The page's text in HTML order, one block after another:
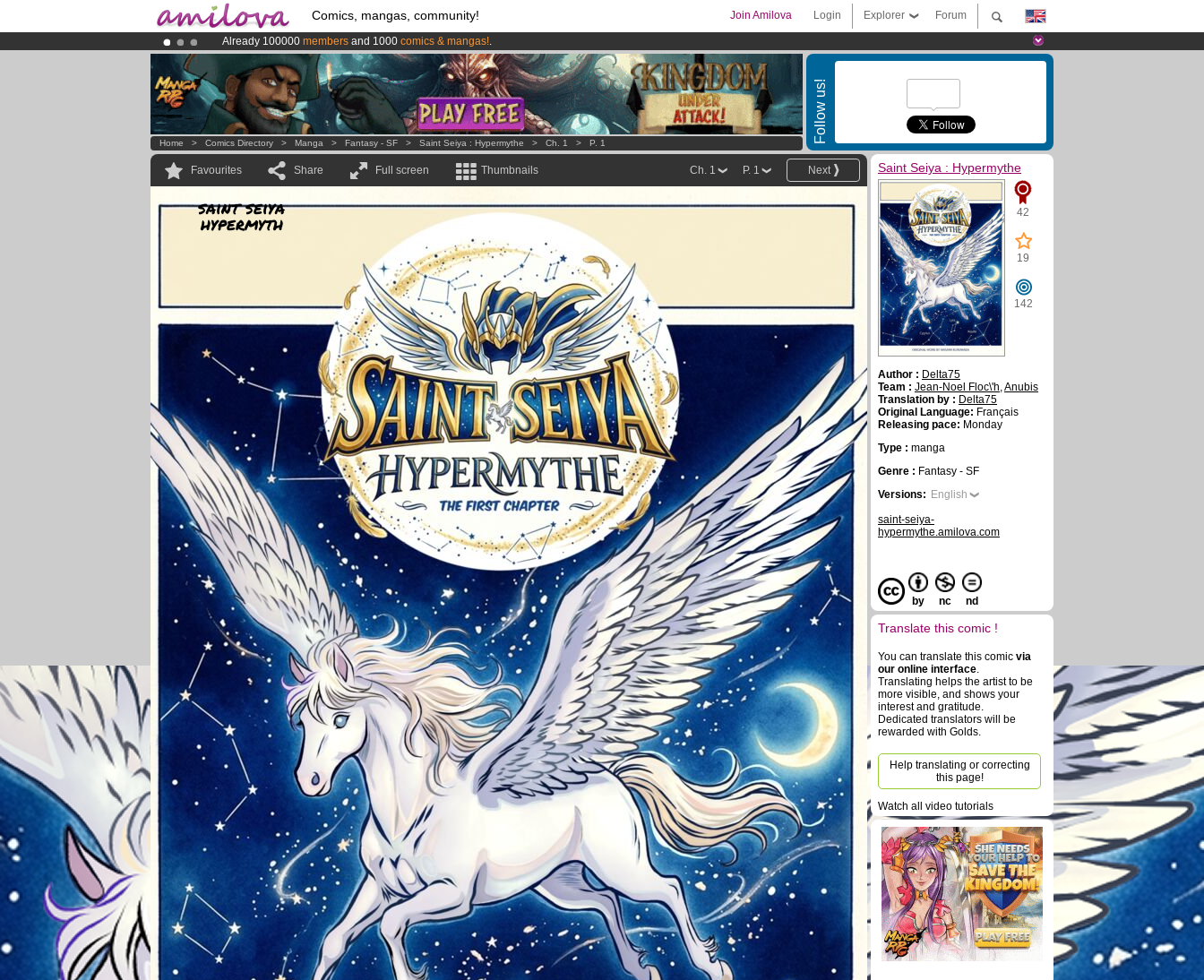
Comics, mangas, community! Forum
Explorer
Login
Join Amilova
Already 100000 members and 1000 comics & mangas!.
AmilovaKickstarter is now LIVE!.
Premium membership from3.95 euros per month !Get membership now
Follow us!
Home > Comics Directory > Manga > Fantasy - SF > Saint Seiya : Hypermythe > Ch. 1 > P. 1
Favourites Share Full screen Thumbnails Next
P. 1
Ch. 1
saint seiya
hypermyth
Saint Seiya : Hypermythe
42
19
142
Author : Delta75
Team : Jean-Noel Floc\'h,Anubis
Translation by : Delta75
Original Language: Français
Releasing pace: Monday
Type : manga
Genre : Fantasy - SF
Versions: English
saint-seiya-
hypermythe.amilova.com
by nc nd
Translate this comic !
You can translate this comic via
our online interface.
Translating helps the artist to be
more visible, and shows your
interest and gratitude.
Dedicated translators will be
rewarded with Golds.
Help translating or correcting
this page!
Watch all video tutorials